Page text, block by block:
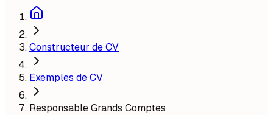
Constructeur de CV
Exemples de CV
Responsable Grands Comptes